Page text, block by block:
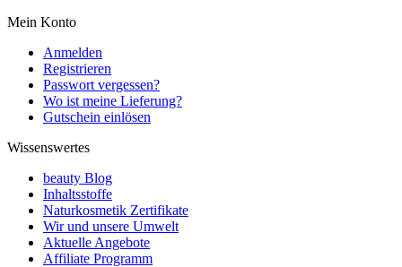
Mein Konto
Anmelden
Registrieren
Passwort vergessen?
Wo ist meine Lieferung?
Gutschein einlösen
Wissenswertes
beauty Blog
Inhaltsstoffe
Naturkosmetik Zertifikate
Wir und unsere Umwelt
Aktuelle Angebote
Affiliate Programm